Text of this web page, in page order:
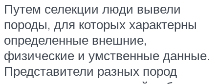
Путем селекции люди вывели
породы, для которых характерны
определенные внешние,
физические и умственные данные.
Представители разных пород